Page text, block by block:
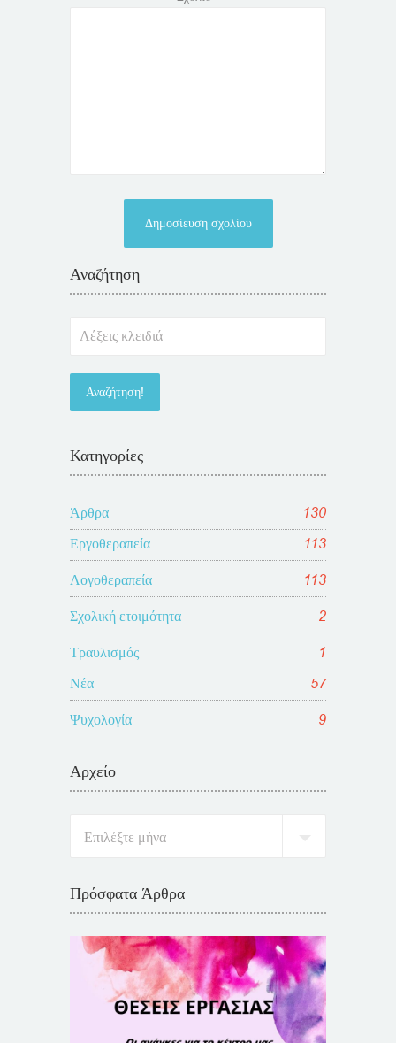
Αναζήτηση
Κατηγορίες
Άρθρα
130
Εργοθεραπεία
113
Λογοθεραπεία
113
Σχολική ετοιμότητα
2
Τραυλισμός
1
Νέα
57
Ψυχολογία
9
Αρχείο
Πρόσφατα Άρθρα